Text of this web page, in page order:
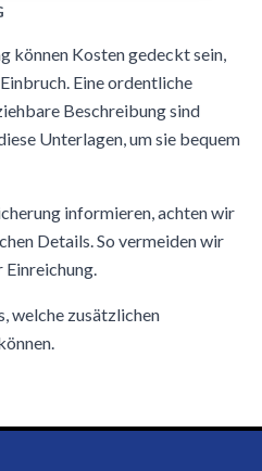
können Kosten gedeckt sein,
Eine ordentliche
Beschreibung sind
Unterlagen, um sie bequem
informieren, achten wir
Details. So vermeiden wir
welche zusätzlichen